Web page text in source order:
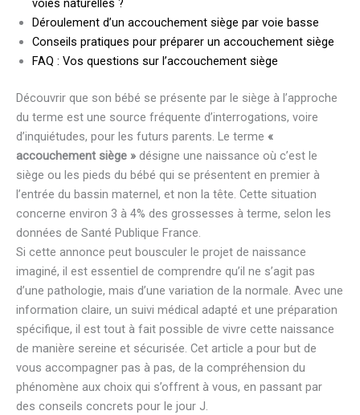
voies naturelles ?
Déroulement d’un accouchement siège par voie basse
Conseils pratiques pour préparer un accouchement siège
FAQ : Vos questions sur l’accouchement siège
Découvrir que son bébé se présente par le siège à l’approche
du terme est une source fréquente d’interrogations, voire
d’inquiétudes, pour les futurs parents. Le terme «
accouchement siège » désigne une naissance où c’est le
siège ou les pieds du bébé qui se présentent en premier à
l’entrée du bassin maternel, et non la tête. Cette situation
concerne environ 3 à 4% des grossesses à terme, selon les
données de Santé Publique France.
Si cette annonce peut bousculer le projet de naissance
imaginé, il est essentiel de comprendre qu’il ne s’agit pas
d’une pathologie, mais d’une variation de la normale. Avec une
information claire, un suivi médical adapté et une préparation
spécifique, il est tout à fait possible de vivre cette naissance
de manière sereine et sécurisée. Cet article a pour but de
vous accompagner pas à pas, de la compréhension du
phénomène aux choix qui s’offrent à vous, en passant par
des conseils concrets pour le jour J.